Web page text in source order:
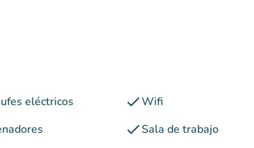
eléctricos checkWifi
checkSala de trabajo